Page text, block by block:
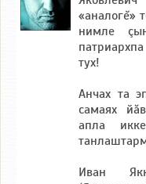
«аналогĕ»
нимле
тух!
Анчах та
самаях
апла
Иван